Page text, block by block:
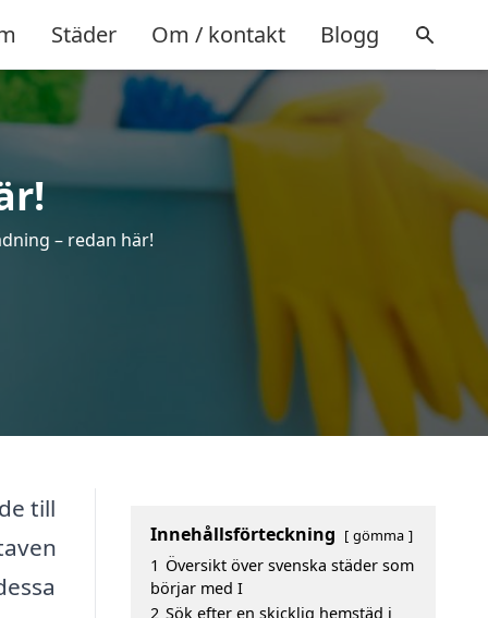
Städer Om / kontakt Blogg
– redan här!
till
Innehållsförteckning gömma
1 Översikt över svenska städer som
börjar med I
2 Sök efter en skicklig hemstäd i